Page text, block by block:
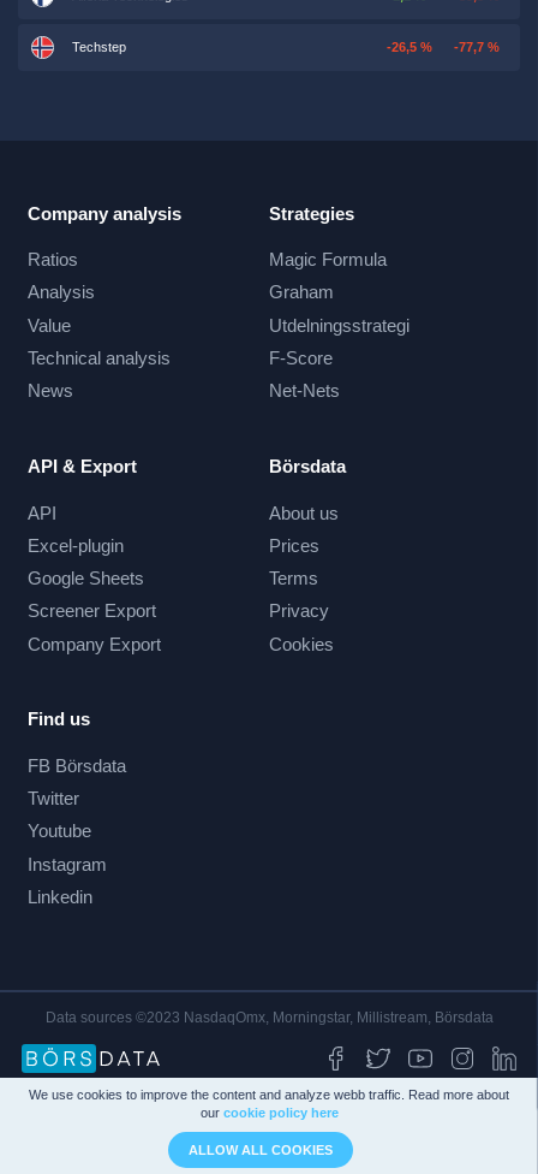
We use cookies to improve the content and analyze webb traffic. Read more about
our cookie policy here
ALLOW ALL COOKIES
Techstep -26,5 % -77,7 %
Company analysis
Ratios
Analysis
Value
Technical analysis
News
Strategies
Magic Formula
Graham
Utdelningsstrategi
F-Score
Net-Nets
API & Export
API
Excel-plugin
Google Sheets
Screener Export
Company Export
Börsdata
About us
Prices
Terms
Privacy
Cookies
Find us
FB Börsdata
Twitter
Youtube
Instagram
Linkedin
Data sources ©2023 NasdaqOmx, Morningstar, Millistream, Börsdata